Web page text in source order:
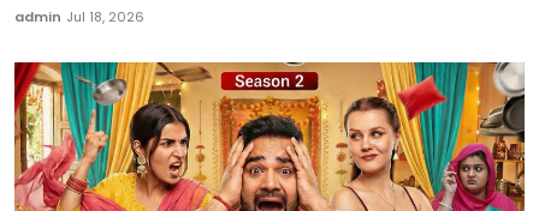
admin Jul 18, 2026